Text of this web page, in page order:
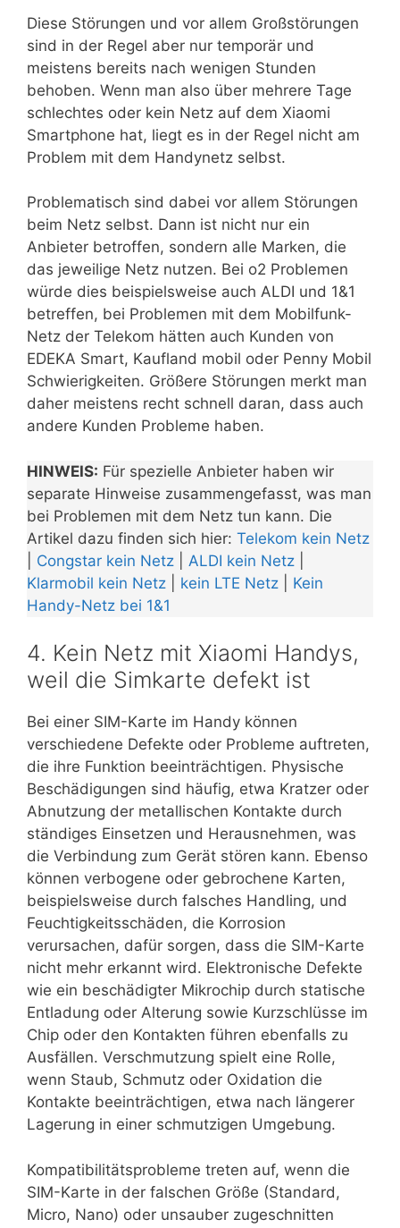
Diese Störungen und vor allem Großstörungen
sind in der Regel aber nur temporär und
meistens bereits nach wenigen Stunden
behoben. Wenn man also über mehrere Tage
schlechtes oder kein Netz auf dem Xiaomi
Smartphone hat, liegt es in der Regel nicht am
Problem mit dem Handynetz selbst.
Problematisch sind dabei vor allem Störungen
beim Netz selbst. Dann ist nicht nur ein
Anbieter betroffen, sondern alle Marken, die
das jeweilige Netz nutzen. Bei o2 Problemen
würde dies beispielsweise auch ALDI und 1&1
betreffen, bei Problemen mit dem Mobilfunk-
Netz der Telekom hätten auch Kunden von
EDEKA Smart, Kaufland mobil oder Penny Mobil
Schwierigkeiten. Größere Störungen merkt man
daher meistens recht schnell daran, dass auch
andere Kunden Probleme haben.
HINWEIS: Für spezielle Anbieter haben wir
separate Hinweise zusammengefasst, was man
bei Problemen mit dem Netz tun kann. Die
Artikel dazu finden sich hier: Telekom kein Netz
Congstar kein Netz ALDI kein Netz
Klarmobil kein Netz
kein LTE Netz
Kein
Handy-Netz bei 1&1
4. Kein Netz mit Xiaomi Handys,
weil die Simkarte defekt ist
Bei einer SIM-Karte im Handy können
verschiedene Defekte oder Probleme auftreten,
die ihre Funktion beeinträchtigen. Physische
Beschädigungen sind häufig, etwa Kratzer oder
Abnutzung der metallischen Kontakte durch
ständiges Einsetzen und Herausnehmen, was
die Verbindung zum Gerät stören kann. Ebenso
können verbogene oder gebrochene Karten,
beispielsweise durch falsches Handling, und
Feuchtigkeitsschäden, die Korrosion
verursachen, dafür sorgen, dass die SIM-Karte
nicht mehr erkannt wird. Elektronische Defekte
wie ein beschädigter Mikrochip durch statische
Entladung oder Alterung sowie Kurzschlüsse im
Chip oder den Kontakten führen ebenfalls zu
Ausfällen. Verschmutzung spielt eine Rolle,
wenn Staub, Schmutz oder Oxidation die
Kontakte beeinträchtigen, etwa nach längerer
Lagerung in einer schmutzigen Umgebung.
Kompatibilitätsprobleme treten auf, wenn die
SIM-Karte in der falschen Größe (Standard,
Micro, Nano) oder unsauber zugeschnitten